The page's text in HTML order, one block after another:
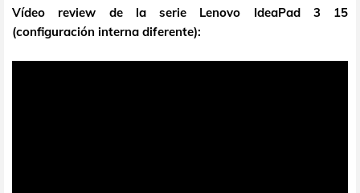
Vídeo review de la serie Lenovo IdeaPad 3 15
(configuración interna diferente):